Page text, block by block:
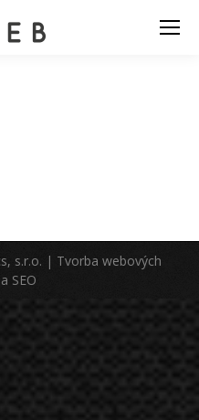
s.r.o. | Tvorba webových
SEO